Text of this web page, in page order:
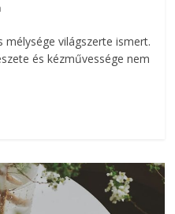
mélysége világszerte ismert.
és kézművessége nem